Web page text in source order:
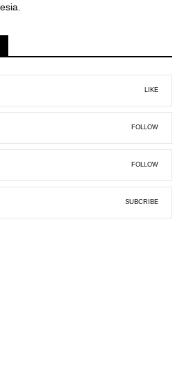
LIKE
FOLLOW
FOLLOW
SUBCRIBE